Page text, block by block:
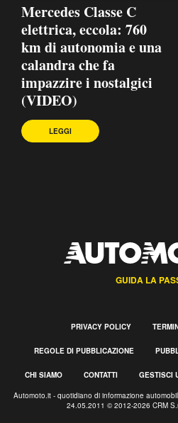
Mercedes Classe C
elettrica, eccola: 760
km di autonomia e una
calandra che fa
impazzire i nostalgici
(VIDEO)
LEGGI
GUIDA LA
PRIVACY POLICY
REGOLE DI PUBBLICAZIONE
CHI SIAMO CONTATTI GESTISCI
Automoto.it - quotidiano di informazione
24.05.2011 © 2012-2026 CRM